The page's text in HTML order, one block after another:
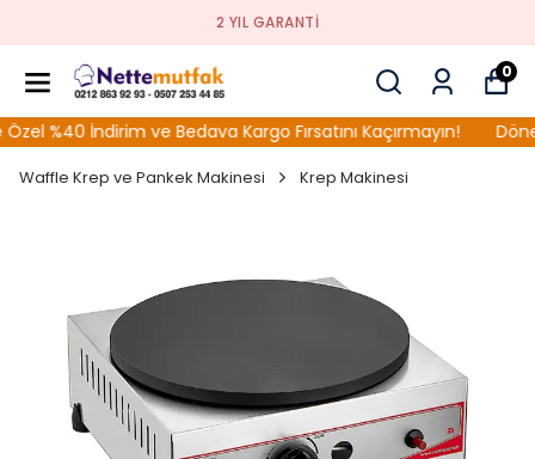
2 YIL GARANTI
0
İndirim ve Bedava Kargo Fırsatını Kaçırmayın! Döner
Waffle Krep ve Pankek Makinesi Krep Makinesi